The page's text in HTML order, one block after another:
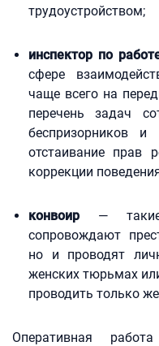
трудоустройством;
инспектор по
сфере
чаще всего на
перечень задач
беспризорников и
отстаивание прав
коррекции
конвоир — такие
сопровождают
но и проводят
женских тюрьмах
проводить только
Оперативная